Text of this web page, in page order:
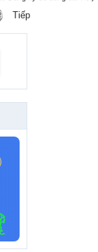
Tiếp